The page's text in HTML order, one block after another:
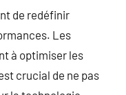
de redéfinir
Les
à optimiser les
crucial de ne pas